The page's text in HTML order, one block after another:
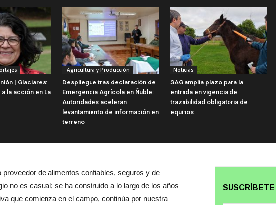
| Glaciares:
la acción en La
Agricultura y Producción
Despliegue tras declaración de
Emergencia Agrícola en Ñuble:
Autoridades aceleran
levantamiento de información en
terreno
Noticias
SAG amplía plazo para la
entrada en vigencia de
trazabilidad obligatoria de
equinos
de alimentos confiables, seguros y de
no es casual; se ha construido a lo largo de los años
que comienza en el campo, continúa por nuestra
SUSCRÍBETE